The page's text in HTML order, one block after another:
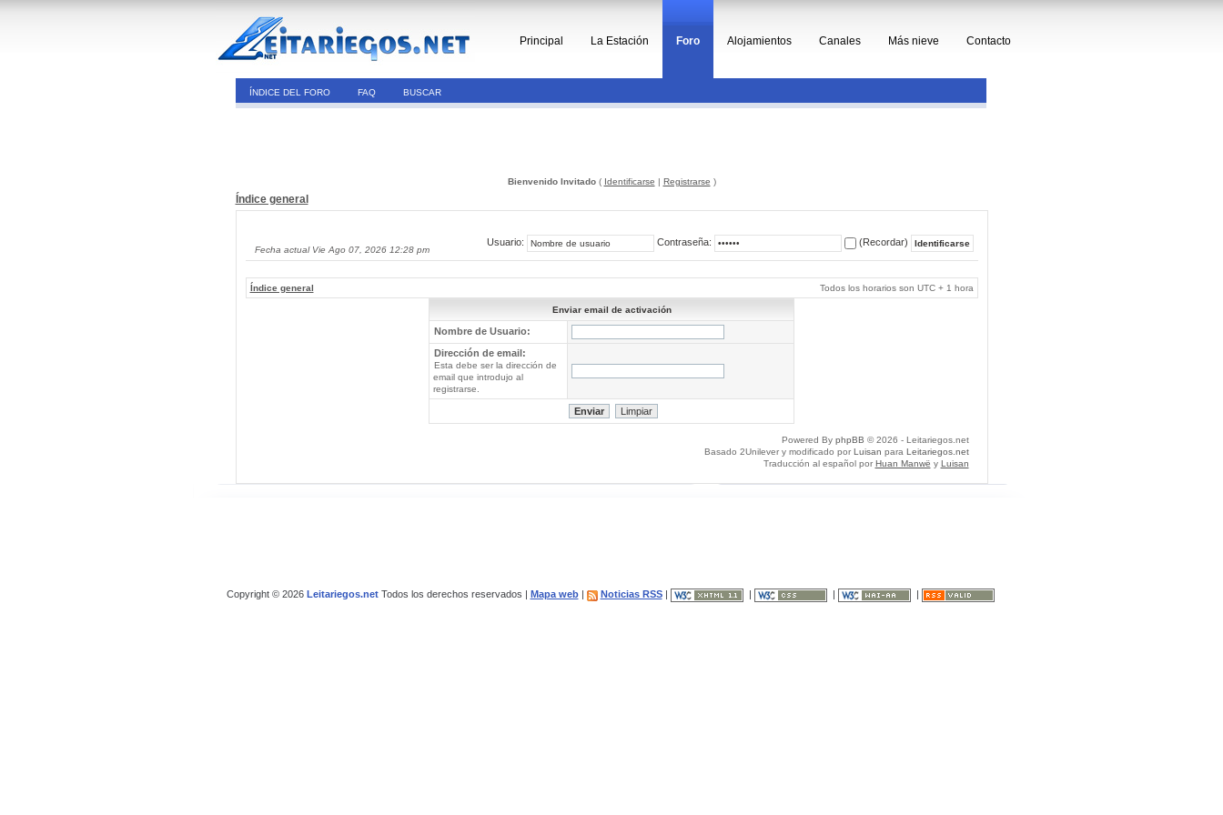
Principal La Estación Foro Alojamientos Canales Más nieve Contacto
ÍNDICE DEL FORO FAQ BUSCAR
Bienvenido Invitado( Identificarse | Registrarse )
Índice general
Fecha actual Vie Ago 07, 2026 12:28 pm
Usuario: Contraseña: (Recordar)
Índice general Todos los horarios son UTC + 1 hora
Enviar email de activación
Nombre de Usuario:
Dirección de email:
Esta debe ser la dirección de
email que introdujo al
registrarse.
Powered By phpBB © 2026 - Leitariegos.net
Basado 2Unilever y modificado por Luisan para Leitariegos.net
Traducción al español por Huan Manwë y Luisan
Copyright © 2026 Leitariegos.netTodos los derechos reservados | Mapa web| Noticias RSS|